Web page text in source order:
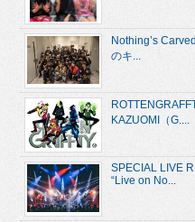
Nothing’s
のキ...
KAZUOMI（G....
SPECIAL LIVE
“Live on No...